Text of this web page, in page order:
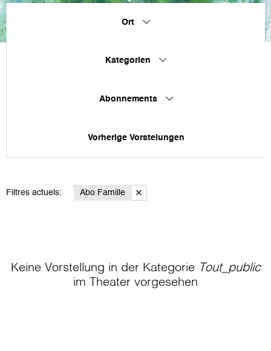
Ort
Kategorien
Abonnements
Vorherige Vorstelungen
Filtres actuels: Abo Famille
Keine Vorstellung in der Kategorie Tout_public
im Theater vorgesehen